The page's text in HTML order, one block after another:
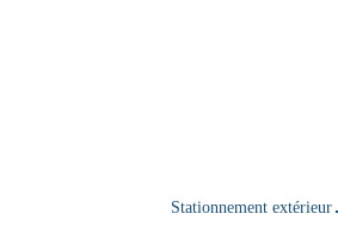
Stationnement extérieur